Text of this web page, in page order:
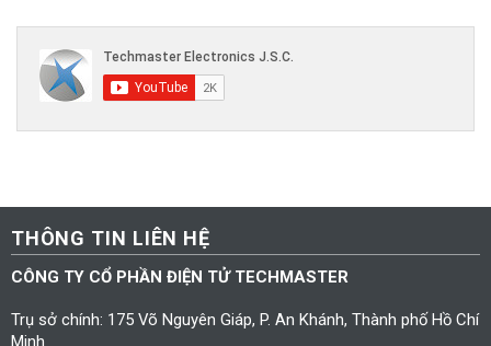
THÔNG TIN LIÊN HỆ
CÔNG TY CỔ PHẦN ĐIỆN TỬ TECHMASTER
Trụ sở chính: 175 Võ Nguyên Giáp, P. An Khánh, Thành phố Hồ Chí
Minh